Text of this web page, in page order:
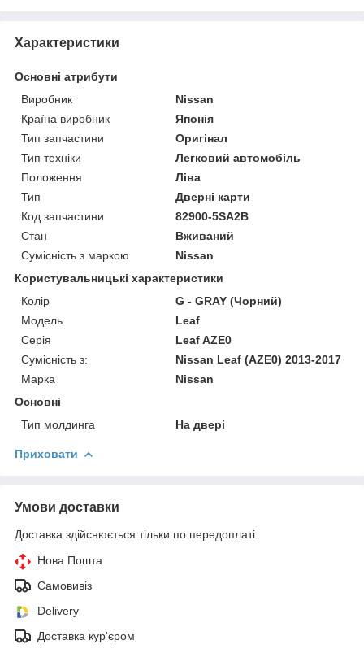
Характеристики
Основні атрибути
Виробник
Nissan
Країна виробник
Японія
Тип запчастини
Оригінал
Тип техніки
Легковий автомобіль
Положення
Ліва
Тип
Дверні карти
Код запчастини
82900-5SA2B
Стан
Вживаний
Сумісність з маркою
Nissan
Користувальницькі характеристики
Колір
G - GRAY (Чорний)
Модель
Leaf
Серія
Leaf AZE0
Сумісність з:
Nissan Leaf (AZE0) 2013-2017
Марка
Nissan
Основні
Тип молдинга
На двері
Приховати
Умови доставки
Доставка здійснюється тільки по передоплаті.
Нова Пошта
Самовивіз
Delivery
Доставка кур'єром